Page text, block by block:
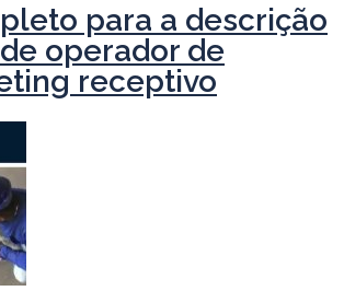
para a descrição
operador de
receptivo